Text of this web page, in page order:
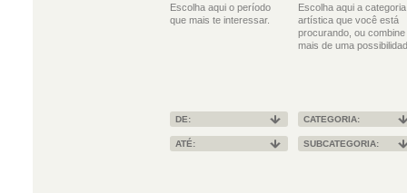
Escolha aqui o período
que mais te interessar.
Escolha aqui a categoria
artística que você está
procurando, ou combine
mais de uma
DE:
ATÉ:
CATEGORIA:
SUBCATEGORIA: